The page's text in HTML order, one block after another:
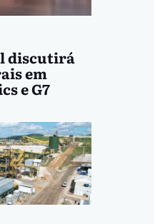
discutirá
em
e G7